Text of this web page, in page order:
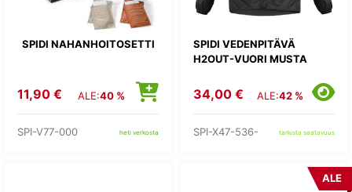
SPIDI NAHANHOITOSETTI
11,90 € ALE:40 %
SPI-V77-000 heti verkosta
SPIDI VEDENPITÄVÄ
H2OUT-VUORI MUSTA
34,00 € ALE:42 %
SPI-X47-536- tarkista saatavuus
ALE